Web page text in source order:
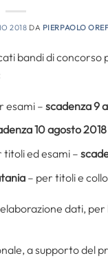
2018 DA PIERPAOLO
bandi di concorso
esami –scadenza 9
10 agosto 2018
ed esami –
– per titoli e
dati,
a supporto del